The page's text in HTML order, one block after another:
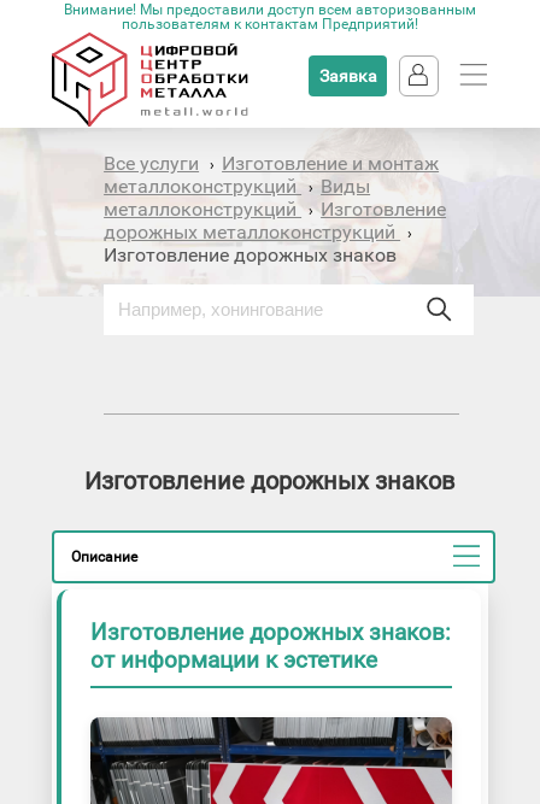
Внимание! Мы предоставили доступ всем авторизованным
пользователям к контактам Предприятий!
Заявка
Все услуги › Изготовление и монтаж
металлоконструкций
› Виды
металлоконструкций›Изготовление
дорожных металлоконструкций
›
Изготовление дорожных знаков
Изготовление дорожных знаков
Описание
Изготовление дорожных знаков:
от информации к эстетике